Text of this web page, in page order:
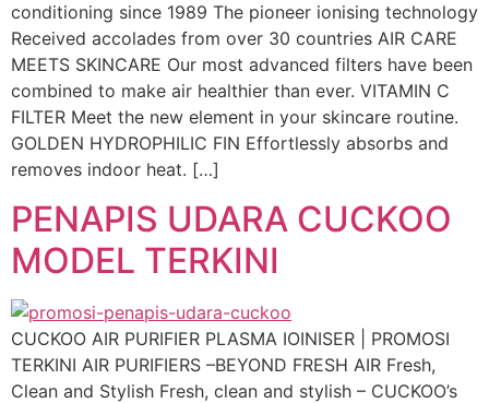
conditioning since 1989 The pioneer ionising technology
Received accolades from over 30 countries AIR CARE
MEETS SKINCARE Our most advanced filters have been
combined to make air healthier than ever. VITAMIN C
FILTER Meet the new element in your skincare routine.
GOLDEN HYDROPHILIC FIN Effortlessly absorbs and
removes indoor heat. […]
PENAPIS UDARA CUCKOO
MODEL TERKINI
CUCKOO AIR PURIFIER PLASMA IOINISER | PROMOSI
TERKINI AIR PURIFIERS –BEYOND FRESH AIR Fresh,
Clean and Stylish Fresh, clean and stylish – CUCKOO’s